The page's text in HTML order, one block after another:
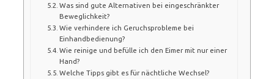
Was sind gute Alternativen bei eingeschränkter
Beweglichkeit?
Wie verhindere ich Geruchsprobleme bei
Einhandbedienung?
Wie reinige und befülle ich den Eimer mit nur einer
Hand?
Welche Tipps gibt es für nächtliche Wechsel?